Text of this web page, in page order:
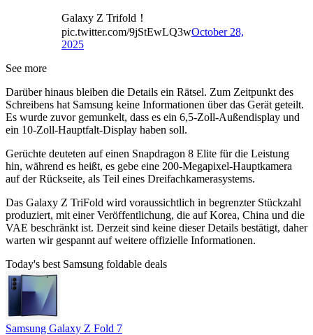
Galaxy Z Trifold！
pic.twitter.com/9jStEwLQ3wOctober 28,
2025
See more
Darüber hinaus bleiben die Details ein Rätsel. Zum Zeitpunkt des
Schreibens hat Samsung keine Informationen über das Gerät geteilt.
Es wurde zuvor gemunkelt, dass es ein 6,5-Zoll-Außendisplay und
ein 10-Zoll-Hauptfalt-Display haben soll.
Gerüchte deuteten auf einen Snapdragon 8 Elite für die Leistung
hin, während es heißt, es gebe eine 200-Megapixel-Hauptkamera
auf der Rückseite, als Teil eines Dreifachkamerasystems.
Das Galaxy Z TriFold wird voraussichtlich in begrenzter Stückzahl
produziert, mit einer Veröffentlichung, die auf Korea, China und die
VAE beschränkt ist. Derzeit sind keine dieser Details bestätigt, daher
warten wir gespannt auf weitere offizielle Informationen.
Today's best Samsung foldable deals
Samsung Galaxy Z Fold 7